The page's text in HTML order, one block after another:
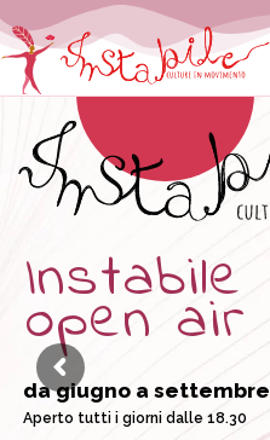
Instabile
open air
da giugno a settembre
Aperto tutti i giorni dalle 18.30